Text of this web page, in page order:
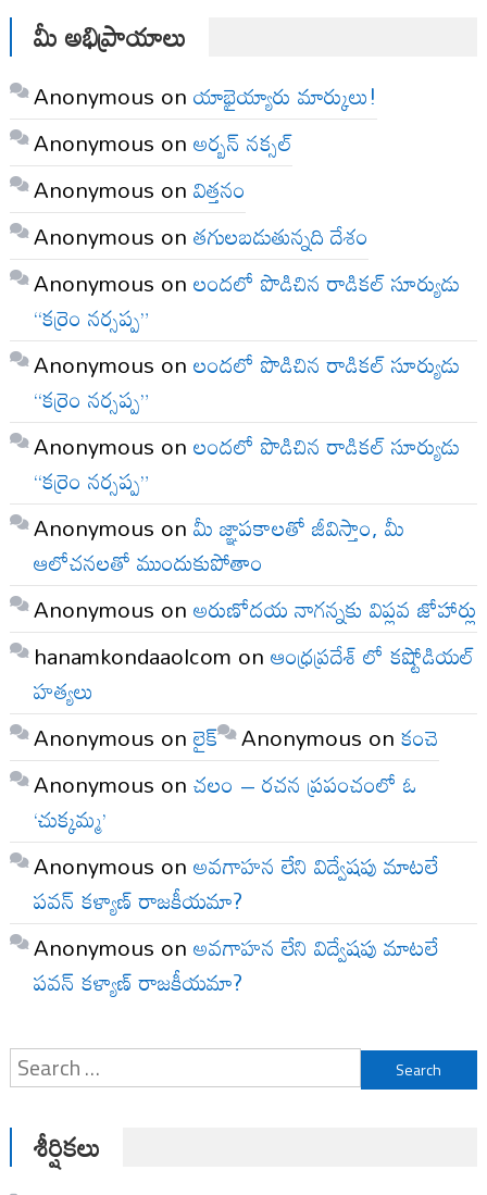
మీ అభిప్రాయాలు
Anonymous onయాభైయ్యారు మార్కులు!
Anonymous onఅర్బన్ నక్సల్
Anonymous onవిత్తనం
Anonymous onతగులబడుతున్నది దేశం
Anonymous onలందలో పొడిచిన రాడికల్ సూర్యుడు
“కర్రెం నర్సప్ప”
Anonymous onలందలో పొడిచిన రాడికల్ సూర్యుడు
“కర్రెం నర్సప్ప”
Anonymous onలందలో పొడిచిన రాడికల్ సూర్యుడు
“కర్రెం నర్సప్ప”
Anonymous onమీ జ్ఞాపకాలతో జీవిస్తాం, మీ
ఆలోచనలతో ముందుకుపోతాం
Anonymous onఅరుణోదయ నాగన్నకు విప్లవ జోహార్లు
hanamkondaaolcom onఆంధ్రప్రదేశ్ లో కష్టోడియల్
హత్యలు
Anonymous onలైక్ Anonymous onకంచె
Anonymous onచలం – రచన ప్రపంచంలో ఓ
‘చుక్కమ్మ’
Anonymous onఅవగాహన లేని విద్వేషపు మాటలే
పవన్ కళ్యాణ్ రాజకీయమా?
Anonymous onఅవగాహన లేని విద్వేషపు మాటలే
పవన్ కళ్యాణ్ రాజకీయమా?
Search
for:
శీర్షికలు